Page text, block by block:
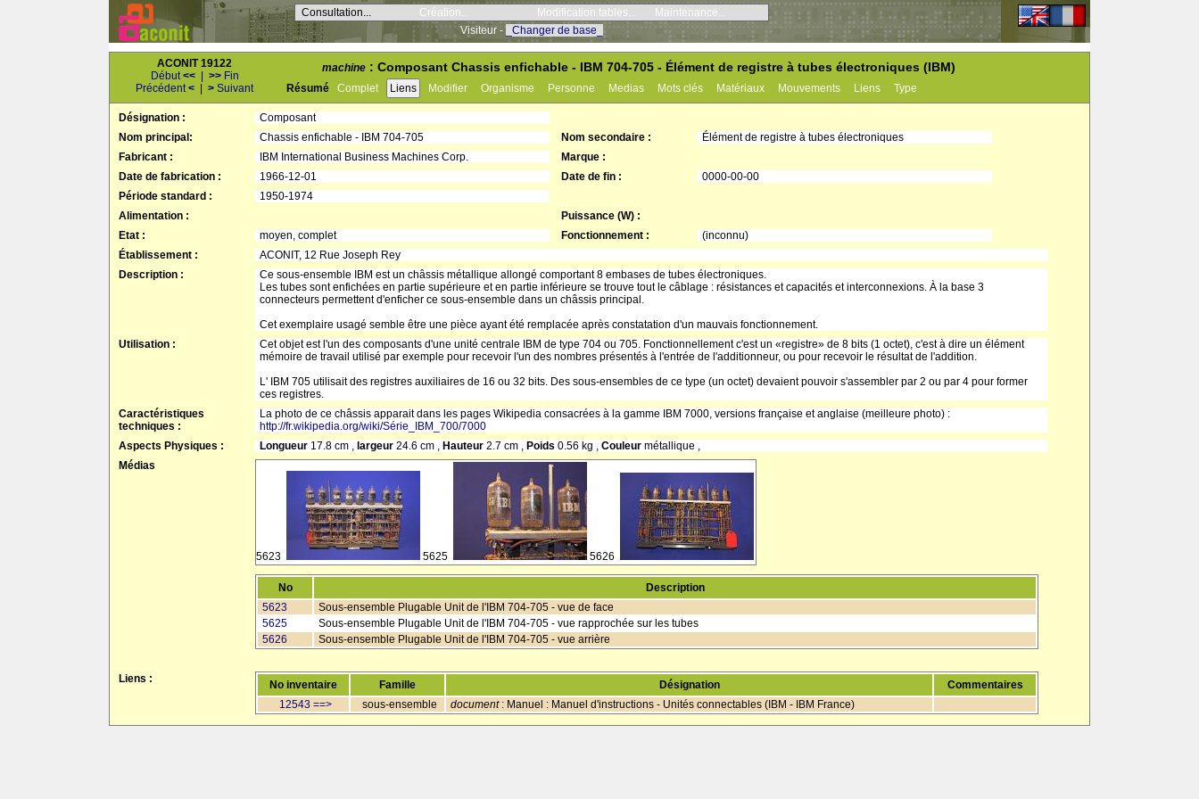
Consultation... Création... Modification tables...
Maintenance...
Visiteur -
_Changer de base_
ACONIT 19122
Début<< >>Fin
Précédent< > Suivant
machine : Composant Chassis enfichable - IBM 704-705 - Élément de registre à tubes électroniques (IBM)
Résumé Complet Liens Modifier Organisme Personne Medias Mots clés Matériaux Mouvements Liens Type
Désignation :
Composant
Nom principal:
Chassis enfichable - IBM 704-705 Nom secondaire :
Élément de registre à tubes électroniques
Fabricant :
IBM International Business Machines Corp.
Marque :
Date de fabrication :
1966-12-01 Date de fin :
0000-00-00
Période standard :
1950-1974
Alimentation :
Puissance (W) :
Etat :
moyen, complet Fonctionnement :
(inconnu)
Établissement :
ACONIT, 12 Rue Joseph Rey
Description :
Ce sous-ensemble IBM est un châssis métallique allongé comportant 8 embases de tubes électroniques.
Les tubes sont enfichées en partie supérieure et en partie inférieure se trouve tout le câblage : résistances et capacités et interconnexions. À la base 3
connecteurs permettent d'enficher ce sous-ensemble dans un châssis principal.
Cet exemplaire usagé semble être une pièce ayant été remplacée après constatation d'un mauvais fonctionnement.
Utilisation :
Cet objet est l'un des composants d'une unité centrale IBM de type 704 ou 705. Fonctionnellement c'est un «registre» de 8 bits (1 octet), c'est à dire un élément
mémoire de travail utilisé par exemple pour recevoir l'un des nombres présentés à l'entrée de l'additionneur, ou pour recevoir le résultat de l'addition.
L' IBM 705 utilisait des registres auxiliaires de 16 ou 32 bits. Des sous-ensembles de ce type (un octet) devaient pouvoir s'assembler par 2 ou par 4 pour former
ces registres.
Caractéristiques
techniques :
La photo de ce châssis apparait dans les pages Wikipedia consacrées à la gamme IBM 7000, versions française et anglaise (meilleure photo) :
http://fr.wikipedia.org/wiki/Série_IBM_700/7000
Aspects Physiques :
Longueur 17.8 cm , largeur 24.6 cm , Hauteur 2.7 cm , Poids 0.56 kg , Couleur métallique ,
Médias
5623 5625 5626
No
Description
5623
Sous-ensemble Plugable Unit de l'IBM 704-705 - vue de face
5625
Sous-ensemble Plugable Unit de l'IBM 704-705 - vue rapprochée sur les tubes
5626
Sous-ensemble Plugable Unit de l'IBM 704-705 - vue arrière
Liens : No inventaire Famille Désignation
Commentaires
12543 ==>
sous-ensemble document: Manuel : Manuel d'instructions - Unités connectables (IBM - IBM France)